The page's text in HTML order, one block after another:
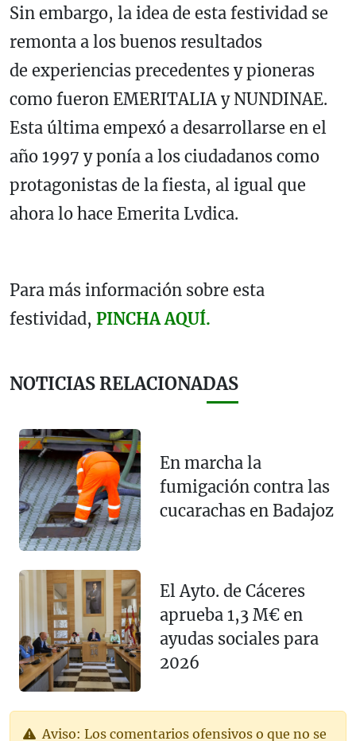
Sin embargo, la idea de esta festividad se
remonta a los buenos resultados
de experiencias precedentes y pioneras
como fueron EMERITALIA y NUNDINAE.
Esta última empexó a desarrollarse en el
año 1997 y ponía a los ciudadanos como
protagonistas de la fiesta, al igual que
ahora lo hace Emerita Lvdica.
Para más información sobre esta
festividad, PINCHA AQUÍ.
NOTICIAS RELACIONADAS
En marcha la
fumigación contra las
cucarachas en Badajoz
El Ayto. de Cáceres
aprueba 1,3 M€ en
ayudas sociales para
2026
Aviso: Los comentarios ofensivos o que no se